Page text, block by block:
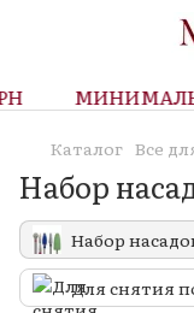
Каталог Все
Набор
Набор
Для снятия